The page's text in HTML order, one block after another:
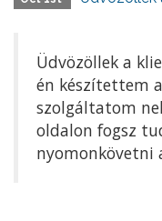
Üdvözöllek a
én készítettem
szolgáltatom
oldalon fogsz
nyomonkövetni